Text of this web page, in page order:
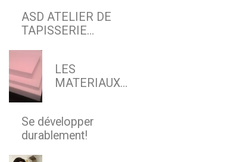
ASD ATELIER DE
TAPISSERIE
EN SIEGE & DECOR
LES
MATERIAUX
Se développer
durablement!